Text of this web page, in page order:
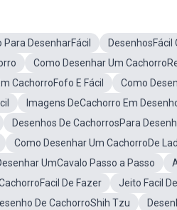
Para DesenharFácil
DesenhosFácil
Como Desenhar Um
CachorroFofo E Fácil
Como
Imagens DeCachorro Em
Desenhos De CachorrosPara
Como Desenhar Um CachorroDe
UmCavalo Passo a Passo
De Fazer Jeito Facil
De CachorroShih Tzu